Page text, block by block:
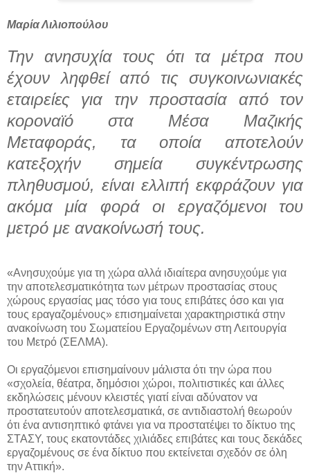
Μαρία Λιλιοπούλου
Την ανησυχία τους ότι τα μέτρα που
έχουν ληφθεί από τις συγκοινωνιακές
εταιρείες για την προστασία από τον
κοροναϊό στα Μέσα Μαζικής
Μεταφοράς, τα οποία αποτελούν
κατεξοχήν σημεία συγκέντρωσης
πληθυσμού, είναι ελλιπή εκφράζουν για
ακόμα μία φορά οι εργαζόμενοι του
μετρό με ανακοίνωσή τους.
«Ανησυχούμε για τη χώρα αλλά ιδιαίτερα ανησυχούμε για
την αποτελεσματικότητα των μέτρων προστασίας στους
χώρους εργασίας μας τόσο για τους επιβάτες όσο και για
τους εραγαζομένους» επισημαίνεται χαρακτηριστικά στην
ανακοίνωση του Σωματείου Εργαζομένων στη Λειτουργία
του Μετρό (ΣΕΛΜΑ).
Οι εργαζόμενοι επισημαίνουν μάλιστα ότι την ώρα που
«σχολεία, θέατρα, δημόσιοι χώροι, πολιτιστικές και άλλες
εκδηλώσεις μένουν κλειστές γιατί είναι αδύνατον να
προστατευτούν αποτελεσματικά, σε αντιδιαστολή θεωρούν
ότι ένα αντισηπτικό φτάνει για να προστατέψει το δίκτυο της
ΣΤΑΣΥ, τους εκατοντάδες χιλιάδες επιβάτες και τους δεκάδες
εργαζομένους σε ένα δίκτυο που εκτείνεται σχεδόν σε όλη
την Αττική».